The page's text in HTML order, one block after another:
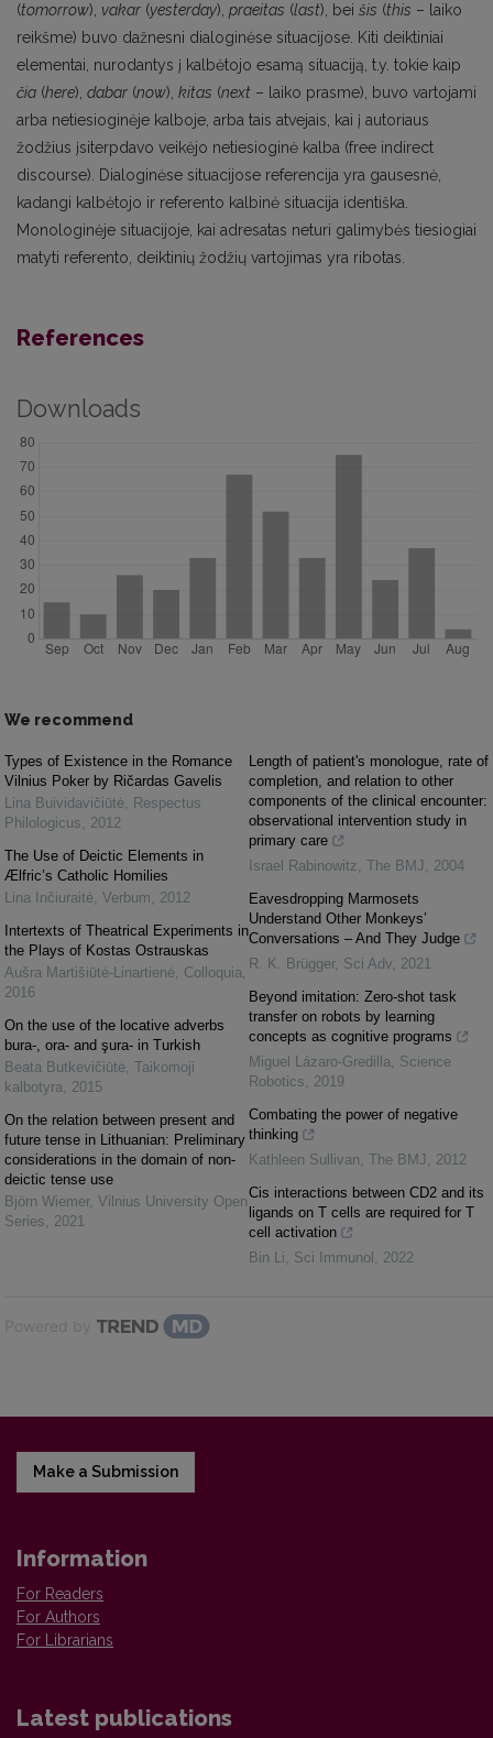
(tomorrow), vakar (yesterday), praeitas (last), bei šis (this – laiko
reikšme) buvo dažnesni dialoginėse situacijose. Kiti deiktiniai
elementai, nurodantys į kalbėtojo esamą situaciją, t.y. tokie kaip
čia (here), dabar (now), kitas (next – laiko prasme), buvo vartojami
arba netiesioginėje kalboje, arba tais atvejais, kai į autoriaus
žodžius įsiterpdavo veikėjo netiesioginė kalba (free indirect
discourse). Dialoginėse situacijose referencija yra gausesnė,
kadangi kalbėtojo ir referento kalbinė situacija identiška.
Monologinėje situacijoje, kai adresatas neturi galimybės tiesiogiai
matyti referento, deiktinių žodžių vartojimas yra ribotas.
References
Downloads
We recommend
Types of Existence in the Romance
Vilnius Poker by Ričardas Gavelis
Lina Buividavičiūtė, Respectus
Philologicus, 2012
The Use of Deictic Elements in
Ælfric’s Catholic Homilies
Lina Inčiuraitė, Verbum, 2012
Intertexts of Theatrical Experiments in
the Plays of Kostas Ostrauskas
Aušra Martišiūtė-Linartienė, Colloquia,
2016
On the use of the locative adverbs
bura-, ora- and şura- in Turkish
Beata Butkevičiūtė, Taikomoji
kalbotyra, 2015
On the relation between present and
future tense in Lithuanian: Preliminary
considerations in the domain of non-
deictic tense use
Björn Wiemer, Vilnius University Open
Series, 2021
Length of patient's monologue, rate of
completion, and relation to other
components of the clinical encounter:
observational intervention study in
primary care
Israel Rabinowitz, The BMJ, 2004
Eavesdropping Marmosets
Understand Other Monkeys’
Conversations – And They Judge
R. K. Brügger, Sci Adv, 2021
Beyond imitation: Zero-shot task
transfer on robots by learning
concepts as cognitive programs
Miguel Lázaro-Gredilla, Science
Robotics, 2019
Combating the power of negative
thinking
Kathleen Sullivan, The BMJ, 2012
Cis interactions between CD2 and its
ligands on T cells are required for T
cell activation
Bin Li, Sci Immunol , 2022
Powered by
Make a Submission
Information
For Readers
For Authors
For Librarians
Latest publications